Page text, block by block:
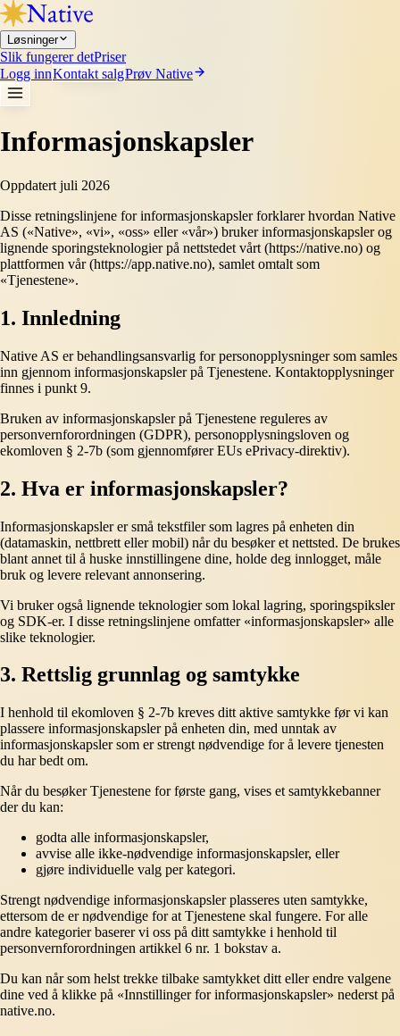
Løsninger
Slik fungerer detPriser
Logg innKontakt salgPrøv Native
Informasjonskapsler
Oppdatert juli 2026
Disse retningslinjene for informasjonskapsler forklarer hvordan Native
AS («Native», «vi», «oss» eller «vår») bruker informasjonskapsler og
lignende sporingsteknologier på nettstedet vårt (https://native.no) og
plattformen vår (https://app.native.no), samlet omtalt som
«Tjenestene».
1. Innledning
Native AS er behandlingsansvarlig for personopplysninger som samles
inn gjennom informasjonskapsler på Tjenestene. Kontaktopplysninger
finnes i punkt 9.
Bruken av informasjonskapsler på Tjenestene reguleres av
personvernforordningen (GDPR), personopplysningsloven og
ekomloven § 2-7b (som gjennomfører EUs ePrivacy-direktiv).
2. Hva er informasjonskapsler?
Informasjonskapsler er små tekstfiler som lagres på enheten din
(datamaskin, nettbrett eller mobil) når du besøker et nettsted. De brukes
blant annet til å huske innstillingene dine, holde deg innlogget, måle
bruk og levere relevant annonsering.
Vi bruker også lignende teknologier som lokal lagring, sporingspiksler
og SDK-er. I disse retningslinjene omfatter «informasjonskapsler» alle
slike teknologier.
3. Rettslig grunnlag og samtykke
I henhold til ekomloven § 2-7b kreves ditt aktive samtykke før vi kan
plassere informasjonskapsler på enheten din, med unntak av
informasjonskapsler som er strengt nødvendige for å levere tjenesten
du har bedt om.
Når du besøker Tjenestene for første gang, vises et samtykkebanner
der du kan:
godta alle informasjonskapsler,
avvise alle ikke-nødvendige informasjonskapsler, eller
gjøre individuelle valg per kategori.
Strengt nødvendige informasjonskapsler plasseres uten samtykke,
ettersom de er nødvendige for at Tjenestene skal fungere. For alle
andre kategorier baserer vi oss på ditt samtykke i henhold til
personvernforordningen artikkel 6 nr. 1 bokstav a.
Du kan når som helst trekke tilbake samtykket ditt eller endre valgene
dine ved å klikke på «Innstillinger for informasjonskapsler» nederst på
native.no.